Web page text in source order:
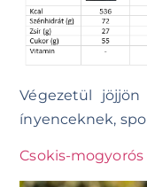
Végezetül
ínyenceknek,
Csokis-